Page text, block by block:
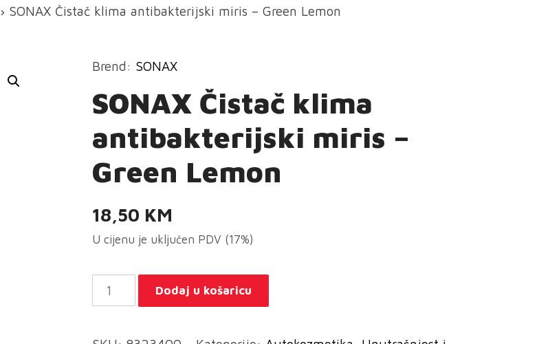
› SONAX Čistač klima antibakterijski miris – Green Lemon
Brend: SONAX
SONAX Čistač klima
antibakterijski miris –
Green Lemon
18,50 KM
U cijenu je uključen PDV (17%)
SONAX
Čistač
Dodaj u košaricu